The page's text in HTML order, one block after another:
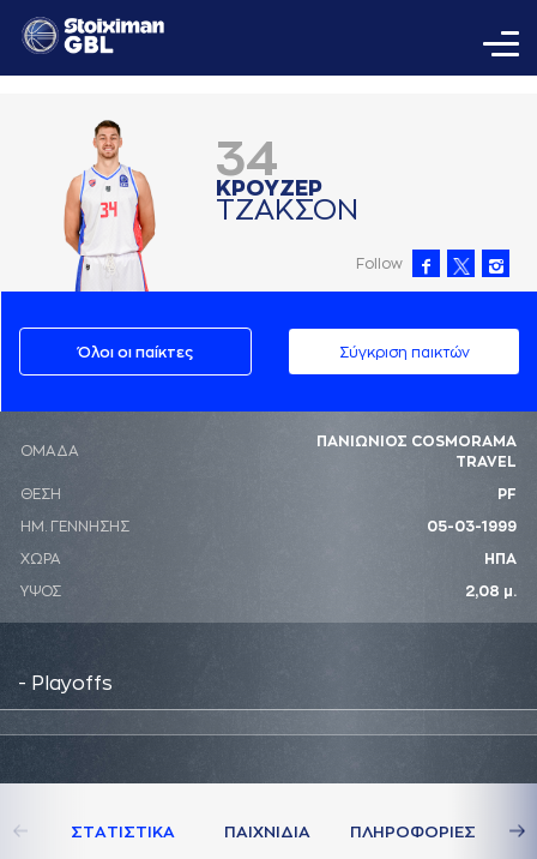
34
ΚΡΟΥΖΕΡ
ΤΖAΚΣΟΝ
Follow
Όλοι οι παίκτες Σύγκριση παικτών
ΟΜΑΔΑ
ΠΑΝΙΩΝΙΟΣ COSMORAMA
TRAVEL
ΘΕΣΗ PF
ΗΜ. ΓΕΝΝΗΣΗΣ 05-03-1999
ΧΩΡΑ ΗΠΑ
ΥΨΟΣ 2,08 μ.
- Playoffs
ΣΤAΤΙΣΤΙΚA ΠAΙΧΝΙΔΙA ΠΛΗΡΟΦΟΡΙΕΣ